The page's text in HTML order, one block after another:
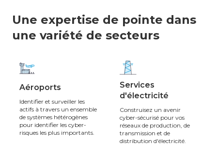
Une expertise de pointe dans
une variété de secteurs
Aéroports
Identifier et surveiller les
actifs à travers un ensemble
de systèmes hétérogènes
pour identifier les cyber-
risques les plus importants.
Services
d'électricité
Construisez un avenir
cyber-sécurisé pour vos
réseaux de production, de
transmission et de
distribution d'électricité.